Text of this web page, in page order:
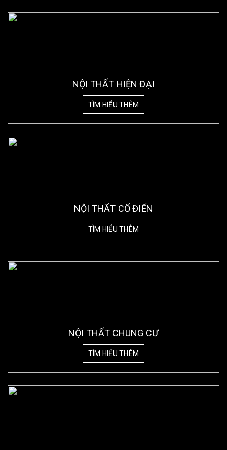
NỘI THẤT HIỆN ĐẠI
TÌM HIỂU THÊM
NỘI THẤT CỔ ĐIỂN
TÌM HIỂU THÊM
NỘI THẤT CHUNG CƯ
TÌM HIỂU THÊM